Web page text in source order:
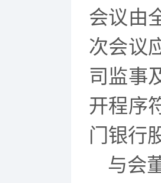
会议由
次会议
司监事
开程序
门银行
与会